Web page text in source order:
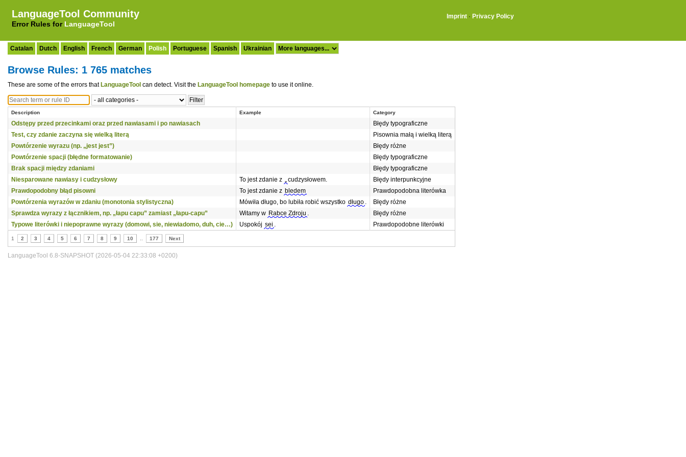
LanguageTool Community
Error Rules for LanguageTool
Imprint · Privacy Policy
Catalan Dutch English French German Polish Portuguese Spanish Ukrainian
Browse Rules: 1 765 matches
These are some of the errors that LanguageTool can detect. Visit the LanguageTool homepage to use it online.
Description Example Category
Odstępy przed przecinkami oraz przed nawiasami i po nawiasach
Błędy typograficzne
Test, czy zdanie zaczyna się wielką literą
Pisownia małą i wielką literą
Powtórzenie wyrazu (np. „jest jest”)
Błędy różne
Powtórzenie spacji (błędne formatowanie)
Błędy typograficzne
Brak spacji między zdaniami
Błędy typograficzne
Niesparowane nawiasy i cudzysłowy
To jest zdanie z „cudzysłowem.
Błędy interpunkcyjne
Prawdopodobny błąd pisowni
To jest zdanie z bledem
Prawdopodobna literówka
Powtórzenia wyrazów w zdaniu (monotonia stylistyczna)
Mówiła długo, bo lubiła robić wszystko długo .
Błędy różne
Sprawdza wyrazy z łącznikiem, np. „łapu capu” zamiast „łapu-capu”
Witamy w Rabce Zdroju .
Błędy różne
Typowe literówki i niepoprawne wyrazy (domowi, sie, niewiadomo, duh, cie…)
Uspokój sei . Prawdopodobne literówki
1 2 3 4 5 6 7 8 9 10 177 Next
LanguageTool 6.8-SNAPSHOT (2026-05-04 22:33:08 +0200)